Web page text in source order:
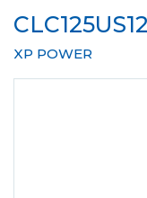
CLC125US12
XP POWER